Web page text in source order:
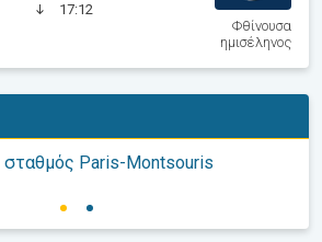
17:12
Φθίνουσα
ημισέληνος
Paris-Montsouris